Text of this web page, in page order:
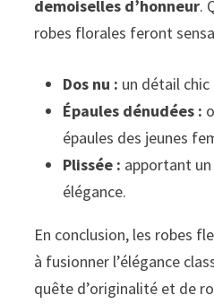
demoiselles d’honneur.
robes florales feront
Dos nu : un détail
Épaules dénudées :
épaules des jeunes
Plissée : apportant
élégance.
En conclusion, les robes
à fusionner l’élégance
quête d’originalité et de